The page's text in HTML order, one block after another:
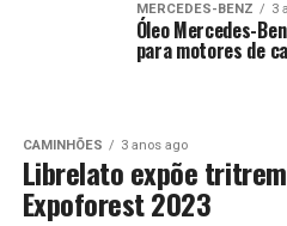
MERCEDES-BENZ 3
Óleo Mercedes-
para motores de
CAMINHÕES 3 anos ago
Librelato expõe
Expoforest 2023